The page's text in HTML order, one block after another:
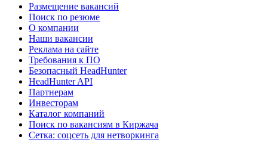
Размещение вакансий
Поиск по резюме
О компании
Наши вакансии
Реклама на сайте
Требования к ПО
Безопасный HeadHunter
HeadHunter API
Партнерам
Инвесторам
Каталог компаний
Поиск по вакансиям в Киржача
Сетка: соцсеть для нетворкинга